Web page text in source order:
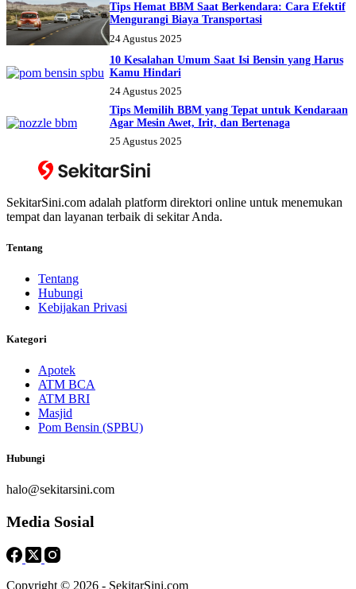
Tips Hemat BBM Saat Berkendara: Cara Efektif
Mengurangi Biaya Transportasi
24 Agustus 2025
10 Kesalahan Umum Saat Isi Bensin yang Harus
Kamu Hindari
24 Agustus 2025
Tips Memilih BBM yang Tepat untuk Kendaraan
Agar Mesin Awet, Irit, dan Bertenaga
25 Agustus 2025
SekitarSini.com adalah platform direktori online untuk menemukan
tempat dan layanan terbaik di sekitar Anda.
Tentang
Tentang
Hubungi
Kebijakan Privasi
Kategori
Apotek
ATM BCA
ATM BRI
Masjid
Pom Bensin (SPBU)
Hubungi
halo@sekitarsini.com
Media Sosial
Copyright © 2026 - SekitarSini.com